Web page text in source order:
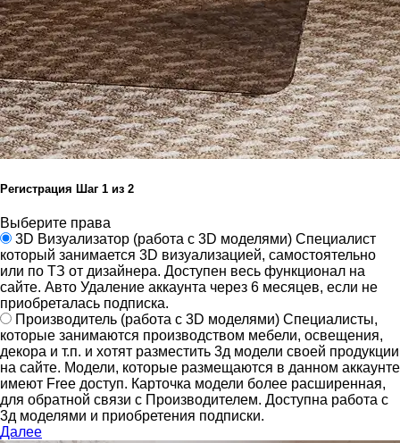
Регистрация Шаг 1 из 2
Выберите права
3D Визуализатор (работа с 3D моделями) Специалист
который занимается 3D визуализацией, самостоятельно
или по ТЗ от дизайнера. Доступен весь функционал на
сайте. Авто Удаление аккаунта через 6 месяцев, если не
приобреталась подписка.
Производитель (работа с 3D моделями) Специалисты,
которые занимаются производством мебели, освещения,
декора и т.п. и хотят разместить 3д модели своей продукции
на сайте. Модели, которые размещаются в данном аккаунте
имеют Free доступ. Карточка модели более расширенная,
для обратной связи с Производителем. Доступна работа с
3д моделями и приобретения подписки.
Далее